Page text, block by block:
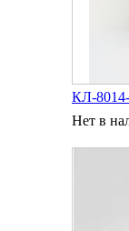
КЛ-
Нет в